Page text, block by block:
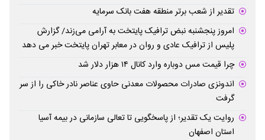
تقدیر از شعب برتر منطقه هفت بانک سرمایه
امروز پنجشنبه نبض ترافیک پایتخت به آرامی می‌زند/ گزارش
پلیس از ترافیک عادی و روان در معابر تهران پایتخت خبر می دهد
چرا قیمت مس دوباره وارد کانال ۱۴ هزار دلار شد
اندونزی صادرات محصولات معدنی حاوی عناصر نادر خاکی را از سر
گرفت
روایت یک تقدیر؛ از پاسخگویی تا تعالی سازمانی در بیمه آسیا
استان اصفهان